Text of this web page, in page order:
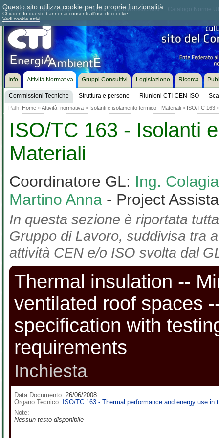
Chi siamo Dove siamo Contattaci Come associarsi
Info Attività Normativa
Commissioni Tecniche Struttura e persone Riunioni CTI-CEN-ISO
Gruppi Consultivi Legislazione Ricerca
Path: Home »Attività normativa » Isolanti e isolamento termico - Materiali » ISO/TC 163
ISO/TC 163 - Isolanti
Materiali
Coordinatore GL: Ing.
Martino Anna - Project
In questa sezione è riportata
Gruppo di Lavoro, suddivisa tra
attività CEN e/o ISO svolta dal
Thermal insulation --
ventilated roof spaces
specification with
requirements
Inchiesta
Data Documento: 26/06/2008
Organo Tecnico: ISO/TC 163 - Thermal performance and energy use in
Note:
Nessun testo disponibile
Questo sito utilizza cookie per le proprie funzionalità
Chiudendo questo banner acconsenti all'uso dei cookie.
Vedi cookie attivi